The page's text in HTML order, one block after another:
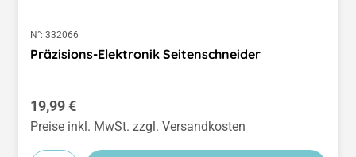
N°: 332066
Präzisions-Elektronik Seitenschneider
Regulärer Preis:
19,99 €
Preise inkl. MwSt. zzgl. Versandkosten